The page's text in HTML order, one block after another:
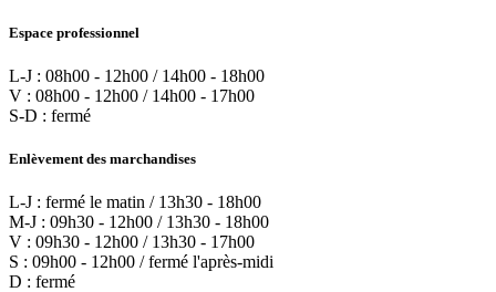
Espace professionnel
L-J : 08h00 - 12h00 / 14h00 - 18h00
V : 08h00 - 12h00 / 14h00 - 17h00
S-D : fermé
Enlèvement des marchandises
L-J : fermé le matin / 13h30 - 18h00
M-J : 09h30 - 12h00 / 13h30 - 18h00
V : 09h30 - 12h00 / 13h30 - 17h00
S : 09h00 - 12h00 / fermé l'après-midi
D : fermé